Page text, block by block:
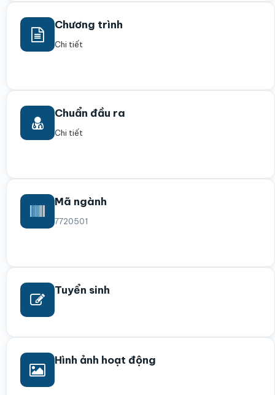
Chương trình
Chi tiết
Chuẩn đầu ra
Chi tiết
Mã ngành
7720501
Tuyển sinh
Hình ảnh hoạt động